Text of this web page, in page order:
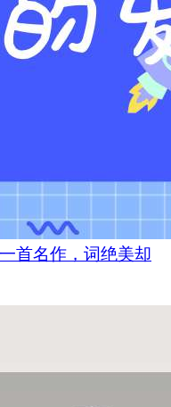
首名作，词绝美却